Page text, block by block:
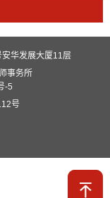
下：说好的线下课变线
安华发展大厦11层
队
析
事务所
-5
号